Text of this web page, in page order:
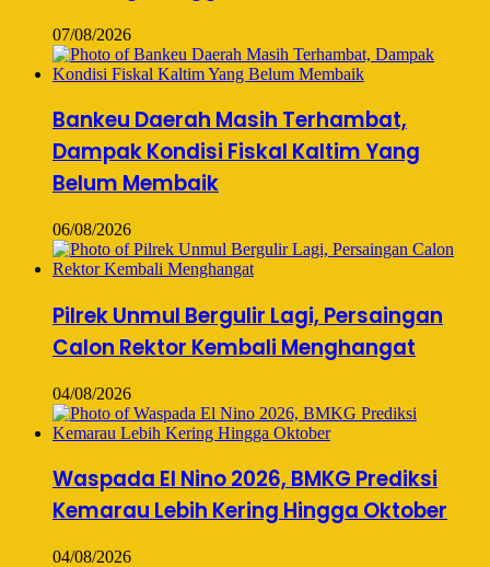
07/08/2026
Bankeu Daerah Masih Terhambat,
Dampak Kondisi Fiskal Kaltim Yang
Belum Membaik
06/08/2026
Pilrek Unmul Bergulir Lagi, Persaingan
Calon Rektor Kembali Menghangat
04/08/2026
Waspada El Nino 2026, BMKG Prediksi
Kemarau Lebih Kering Hingga Oktober
04/08/2026